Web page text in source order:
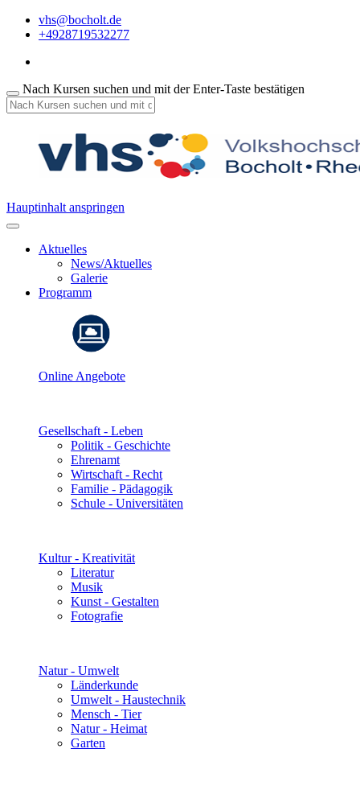
vhs@bocholt.de
+4928719532277
Nach Kursen suchen und mit der Enter-Taste bestätigen
Hauptinhalt anspringen
Aktuelles
News/Aktuelles
Galerie
Programm
Online Angebote
Gesellschaft - Leben
Politik - Geschichte
Ehrenamt
Wirtschaft - Recht
Familie - Pädagogik
Schule - Universitäten
Kultur - Kreativität
Literatur
Musik
Kunst - Gestalten
Fotografie
Natur - Umwelt
Länderkunde
Umwelt - Haustechnik
Mensch - Tier
Natur - Heimat
Garten